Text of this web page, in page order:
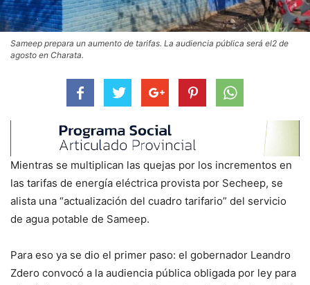
Sameep prepara un aumento de tarifas. La audiencia pública será el2 de
agosto en Charata.
Mientras se multiplican las quejas por los incrementos en
las tarifas de energía eléctrica provista por Secheep, se
alista una “actualización del cuadro tarifario” del servicio
de agua potable de Sameep.
Para eso ya se dio el primer paso: el gobernador Leandro
Zdero convocó a la audiencia pública obligada por ley para